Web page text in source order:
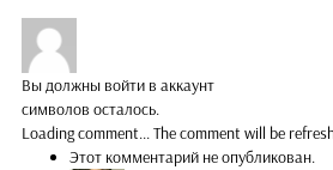
Вы должны войти в аккаунт
символов осталось.
Loading comment...The comment will be
Этот комментарий не опубликован.